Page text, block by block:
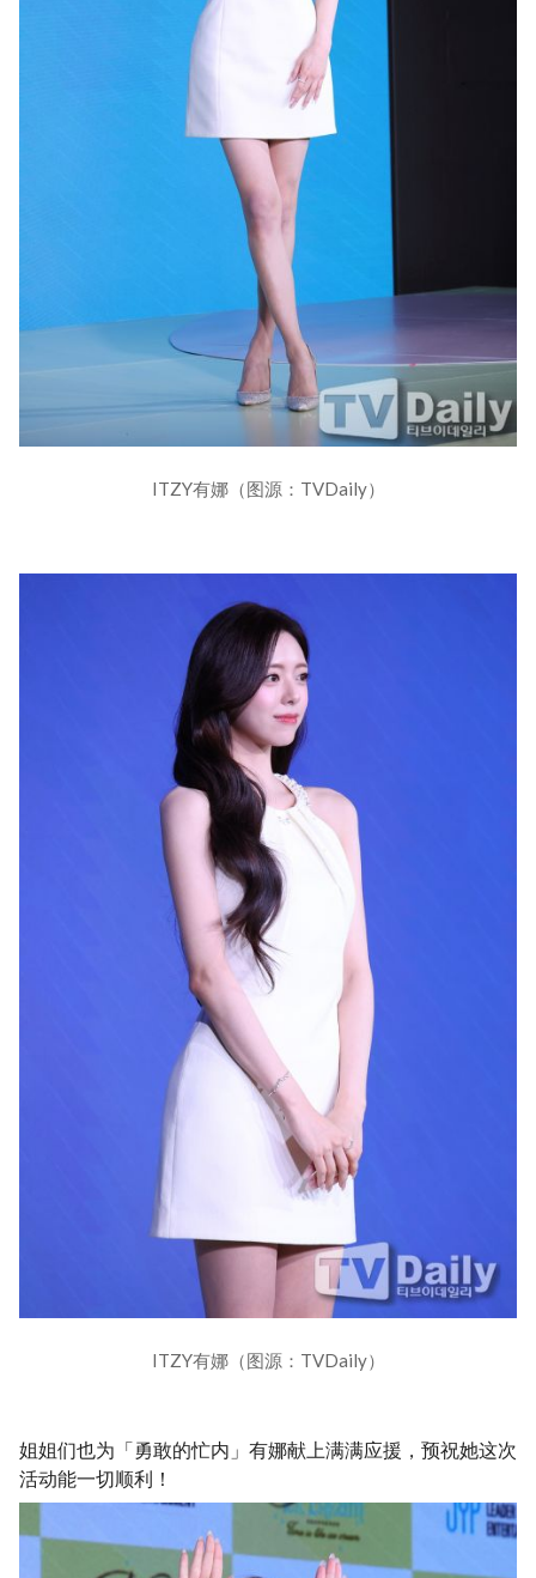
ITZY有娜（图源：TVDaily）
ITZY有娜（图源：TVDaily）
姐姐们也为「勇敢的忙内」有娜献上满满应援，预祝她这次
活动能一切顺利！